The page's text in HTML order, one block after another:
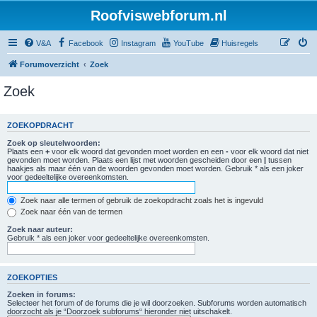
Roofviswebforum.nl
V&A Facebook Instagram YouTube Huisregels
Forumoverzicht Zoek
Zoek
ZOEKOPDRACHT
Zoek op sleutelwoorden:
Plaats een + voor elk woord dat gevonden moet worden en een - voor elk woord dat niet
gevonden moet worden. Plaats een lijst met woorden gescheiden door een | tussen
haakjes als maar één van de woorden gevonden moet worden. Gebruik * als een joker
voor gedeeltelijke overeenkomsten.
Zoek naar alle termen of gebruik de zoekopdracht zoals het is ingevuld
Zoek naar één van de termen
Zoek naar auteur:
Gebruik * als een joker voor gedeeltelijke overeenkomsten.
ZOEKOPTIES
Zoeken in forums:
Selecteer het forum of de forums die je wil doorzoeken. Subforums worden automatisch
doorzocht als je “Doorzoek subforums“ hieronder niet uitschakelt.